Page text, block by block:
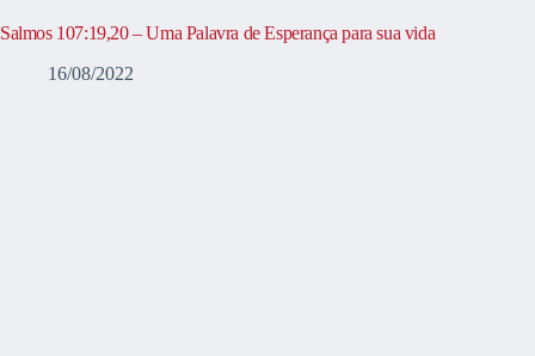
Salmos 107:19,20 – Uma Palavra de Esperança para sua vida
16/08/2022